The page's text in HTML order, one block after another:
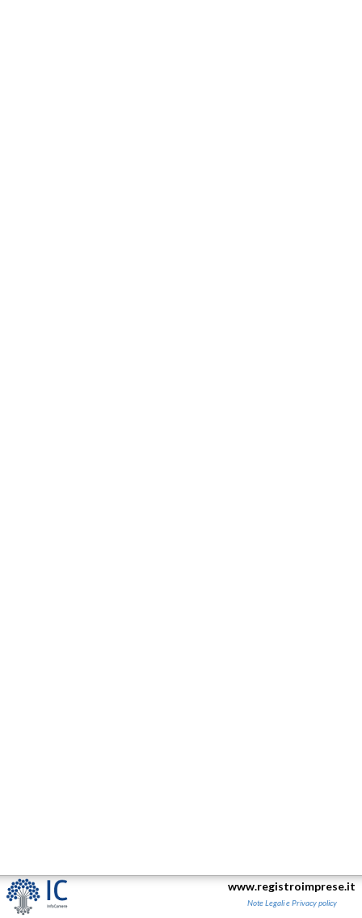
www.registroimprese.it
Note Legali e Privacy policy